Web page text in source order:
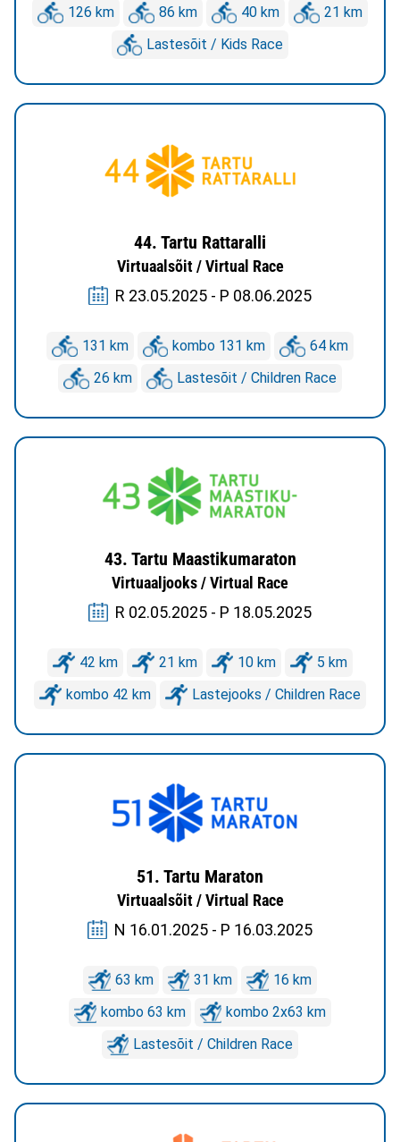
126 km 86 km 40 km
21 km
Lastesõit / Kids Race
44. Tartu Rattaralli
Virtuaalsõit / Virtual Race
R 23.05.2025 - P 08.06.2025
131 km kombo 131 km
64 km
26 km
Lastesõit / Children Race
43. Tartu Maastikumaraton
Virtuaaljooks / Virtual Race
R 02.05.2025 - P 18.05.2025
42 km 21 km 10 km
5 km
kombo 42 km
Lastejooks / Children Race
51. Tartu Maraton
Virtuaalsõit / Virtual Race
N 16.01.2025 - P 16.03.2025
63 km 31 km
16 km
kombo 63 km
kombo 2x63 km
Lastesõit / Children Race